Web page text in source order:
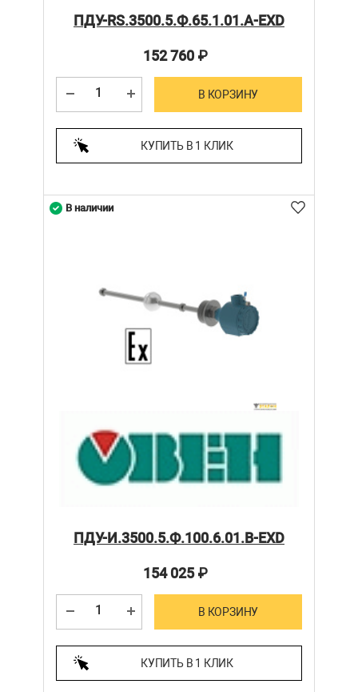
ПДУ-RS.3500.5.Ф.65.1.01.А-ЕХD
152 760₽
В КОРЗИНУ
КУПИТЬ В 1 КЛИК
ПДУ-И.3500.5.Ф.100.6.01.В-ЕХD
154 025₽
В КОРЗИНУ
КУПИТЬ В 1 КЛИК
В наличии